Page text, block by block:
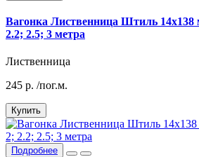
Вагонка Лиственница Штиль 14х138
2.2; 2.5; 3 метра
Лиственница
245 р. /пог.м.
Купить
Подробнее